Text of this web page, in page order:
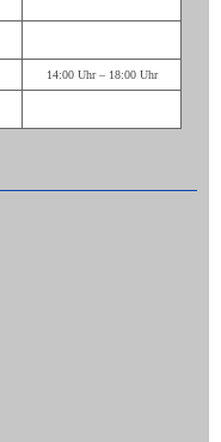
14:00 Uhr – 18:00 Uhr